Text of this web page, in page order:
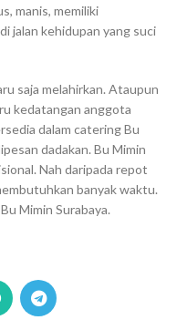
manis, memiliki
jalan kehidupan yang suci
saja melahirkan. Ataupun
kedatangan anggota
dalam catering Bu
dadakan. Bu Mimin
Nah daripada repot
banyak waktu.
Mimin Surabaya.